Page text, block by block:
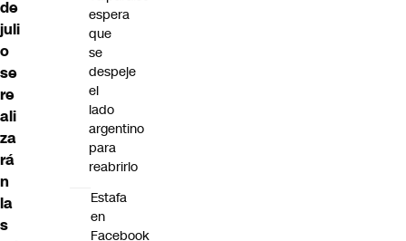
de
juli
o
se
re
ali
za
rá
n
la
s
espera
que
se
despeje
el
lado
argentino
para
reabrirlo
Estafa
en
Facebook